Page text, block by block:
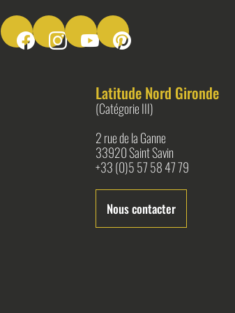
Suivez-nous sur Facebook
Suivez-nous sur Instagram
Suivez-nous sur Youtube
Suivez-nous sur
Latitude Nord Gironde
(Catégorie III)
2 rue de la Ganne
33920 Saint Savin
+33 (0)5 57 58 47 79
Nous contacter